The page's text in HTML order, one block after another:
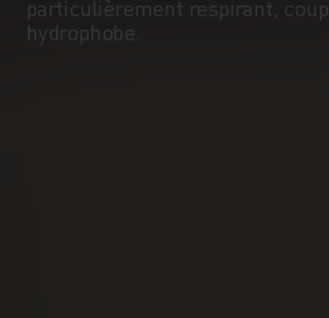
particulièrement respirant,
hydrophobe.